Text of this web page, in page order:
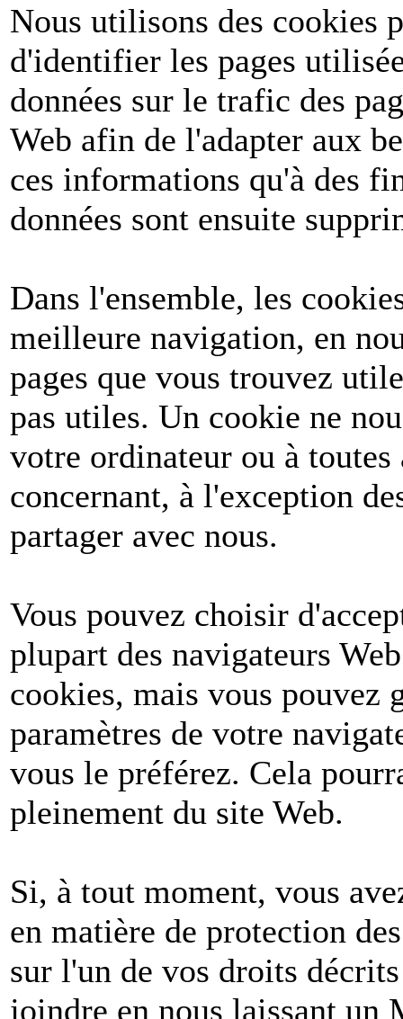
Nous utilisons des cookies
d'identifier les pages
données sur le trafic des
Web afin de l'adapter aux
ces informations qu'à des
données sont ensuite
Dans l'ensemble, les
meilleure navigation, en
pages que vous trouvez
pas utiles. Un cookie ne
votre ordinateur ou à
concernant, à l'exception
partager avec nous.
Vous pouvez choisir
plupart des navigateurs
cookies, mais vous pouvez
paramètres de votre
vous le préférez. Cela
pleinement du site Web.
Si, à tout moment, vous
en matière de protection
sur l'un de vos droits
joindre en nous laissant un